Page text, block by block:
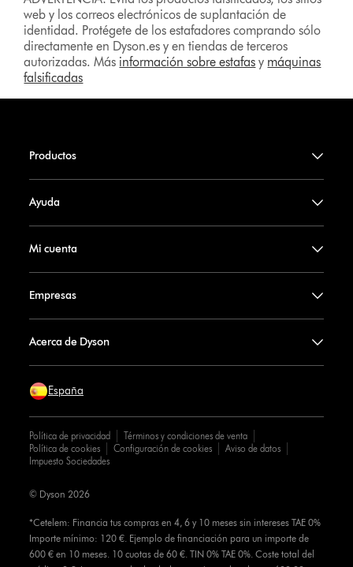
web y los correos electrónicos de suplantación de
identidad. Protégete de los estafadores comprando sólo
directamente en Dyson.es y en tiendas de terceros
autorizadas. Más información sobre estafas y máquinas
falsificadas
Productos
Ayuda
Mi cuenta
Empresas
Acerca de Dyson
España
Política de privacidad
Términos y condiciones de venta
Política de cookies
Configuración de cookies
Aviso de datos
Impuesto Sociedades
*Cetelem: Financia tus compras en 4, 6 y 10 meses sin intereses TAE 0%
Importe mínimo: 120 €. Ejemplo de financiación para un importe de
600 € en 10 meses. 10 cuotas de 60 €. TIN 0% TAE 0%. Coste total del
© Dyson 2026